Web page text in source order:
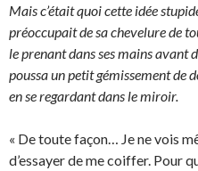
Mais c’était quoi cette idée
préoccupait de sa chevelure de
le prenant dans ses mains avant
poussa un petit gémissement de
en se regardant dans le miroir.
« De toute façon… Je ne vois
d’essayer de me coiffer. Pour